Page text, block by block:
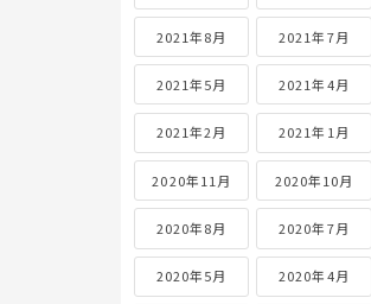
2021年8月 2021年7月
2021年5月 2021年4月
2021年2月 2021年1月
2020年11月 2020年10月
2020年8月 2020年7月
2020年5月 2020年4月